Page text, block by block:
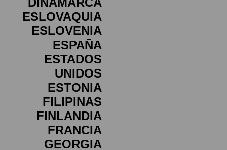
ESLOVAQUIA
ESLOVENIA
ESPAÑA
ESTADOS
UNIDOS
ESTONIA
FILIPINAS
FINLANDIA
FRANCIA
GEORGIA